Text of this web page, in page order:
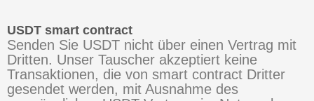
USDT smart contract
Senden Sie USDT nicht über einen Vertrag mit
Dritten. Unser Tauscher akzeptiert keine
Transaktionen, die von smart contract Dritter
gesendet werden, mit Ausnahme des